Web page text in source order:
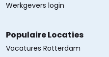
Werkgevers login
Populaire Locaties
Vacatures Rotterdam